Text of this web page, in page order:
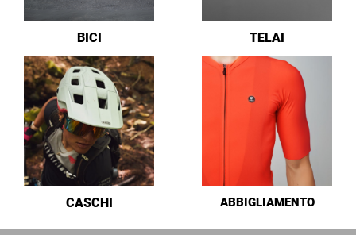
BICI TELAI
CASCHI ABBIGLIAMENTO